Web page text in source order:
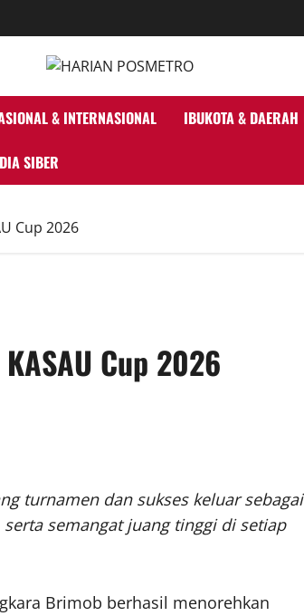
& INTERNASIONAL IBUKOTA & DAERAH
SIBER
Cup 2026
Cup 2026
turnamen dan sukses keluar sebagai
semangat juang tinggi di setiap
Brimob berhasil menorehkan